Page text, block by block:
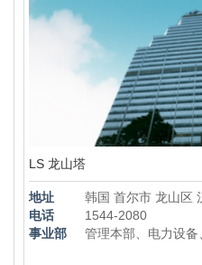
LS 龙山塔
地址
韩国 首尔市 龙山区
电话
1544-2080
事业部
管理本部、电力设